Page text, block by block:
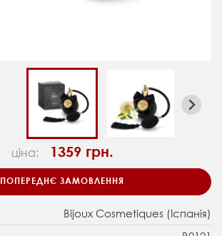
ціна: 1359 грн.
ПОПЕРЕДНЄ ЗАМОВЛЕННЯ
Bijoux Cosmetiques (Іспанія)